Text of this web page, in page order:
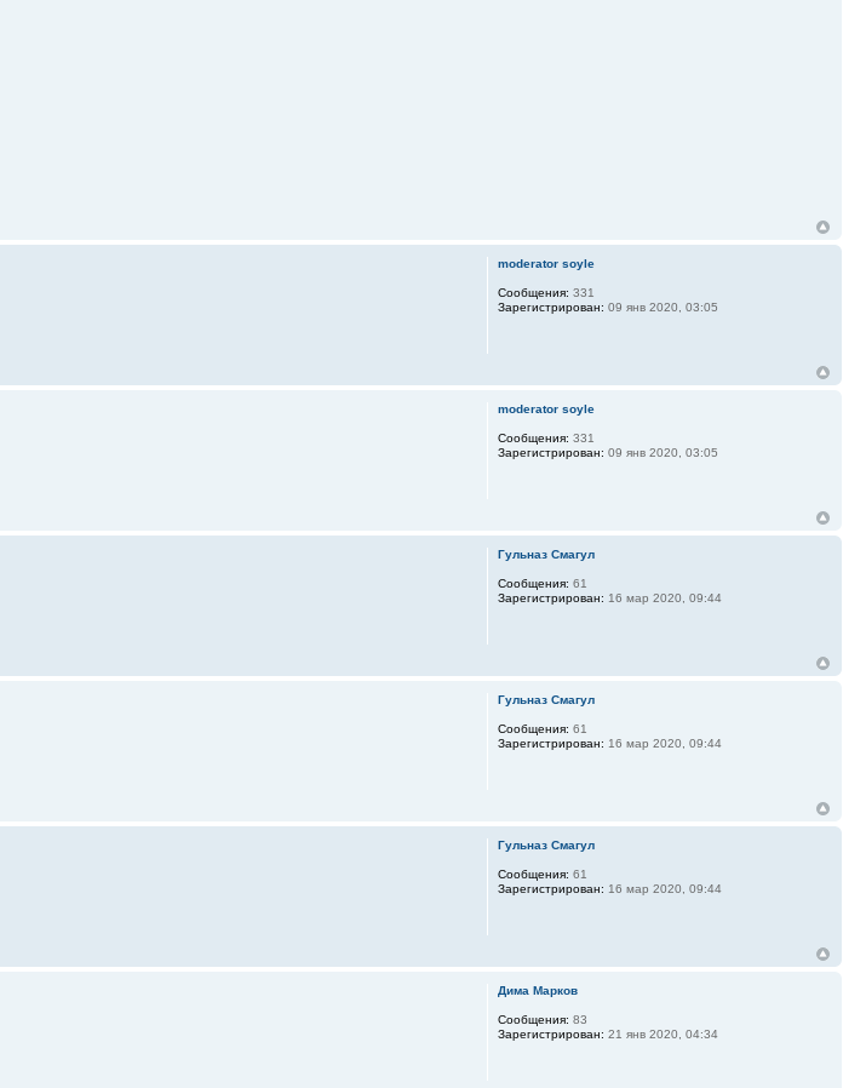
moderator soyle
Сообщения: 331
Зарегистрирован: 09 янв 2020, 03:05
moderator soyle
Сообщения: 331
Зарегистрирован: 09 янв 2020, 03:05
Гульназ Смагул
Сообщения: 61
Зарегистрирован: 16 мар 2020, 09:44
Гульназ Смагул
Сообщения: 61
Зарегистрирован: 16 мар 2020, 09:44
Гульназ Смагул
Сообщения: 61
Зарегистрирован: 16 мар 2020, 09:44
Дима Марков
Сообщения: 83
Зарегистрирован: 21 янв 2020, 04:34